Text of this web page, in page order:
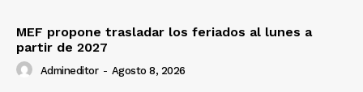
Contacto
MEF propone trasladar los feriados al lunes a
partir de 2027
Admineditor - Agosto 8, 2026